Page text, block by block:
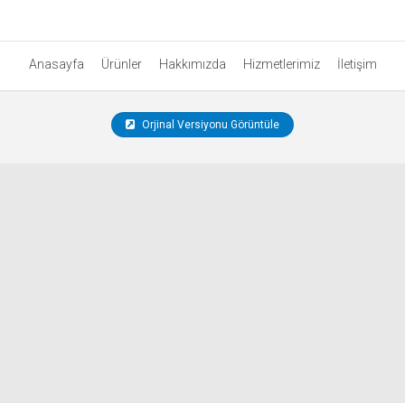
Anasayfa Ürünler Hakkımızda Hizmetlerimiz İletişim
Orjinal Versiyonu Görüntüle